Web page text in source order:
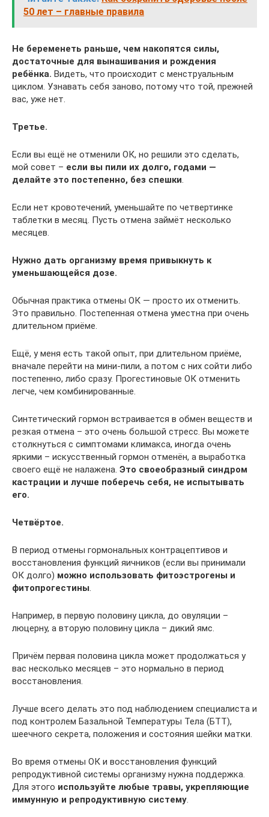
50 лет – главные правила
Не беременеть раньше, чем накопятся силы,
достаточные для вынашивания и рождения
ребёнка. Видеть, что происходит с менструальным
циклом. Узнавать себя заново, потому что той, прежней
вас, уже нет.
Третье.
Если вы ещё не отменили ОК, но решили это сделать,
мой совет – если вы пили их долго, годами —
делайте это постепенно, без спешки.
Если нет кровотечений, уменьшайте по четвертинке
таблетки в месяц. Пусть отмена займёт несколько
месяцев.
Нужно дать организму время привыкнуть к
уменьшающейся дозе.
Обычная практика отмены ОК — просто их отменить.
Это правильно. Постепенная отмена уместна при очень
длительном приёме.
Ещё, у меня есть такой опыт, при длительном приёме,
вначале перейти на мини-пили, а потом с них сойти либо
постепенно, либо сразу. Прогестиновые ОК отменить
легче, чем комбинированные.
Синтетический гормон встраивается в обмен веществ и
резкая отмена – это очень большой стресс. Вы можете
столкнуться с симптомами климакса, иногда очень
яркими – искусственный гормон отменён, а выработка
своего ещё не налажена. Это своеобразный синдром
кастрации и лучше поберечь себя, не испытывать
его.
Четвёртое.
В период отмены гормональных контрацептивов и
восстановления функций яичников (если вы принимали
ОК долго) можно использовать фитоэстрогены и
фитопрогестины.
Например, в первую половину цикла, до овуляции –
люцерну, а вторую половину цикла – дикий ямс.
Причём первая половина цикла может продолжаться у
вас несколько месяцев – это нормально в период
восстановления.
Лучше всего делать это под наблюдением специалиста и
под контролем Базальной Температуры Тела (БТТ),
шеечного секрета, положения и состояния шейки матки.
Во время отмены ОК и восстановления функций
репродуктивной системы организму нужна поддержка.
Для этого используйте любые травы, укрепляющие
иммунную и репродуктивную систему.